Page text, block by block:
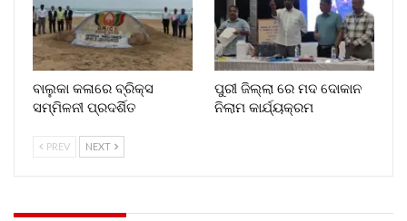
ବାଲୁକା କଳାରେ ବ୍ରିକ୍ସ
ସମ୍ମିଳନୀ ପ୍ରଦର୍ଶିତ
ପୁରୀ ଜିଲ୍ଲା ରେ ମଦ ଦୋକାନ
ନିଲାମ କାର୍ଯ୍ୟକ୍ରମ
PREV NEXT